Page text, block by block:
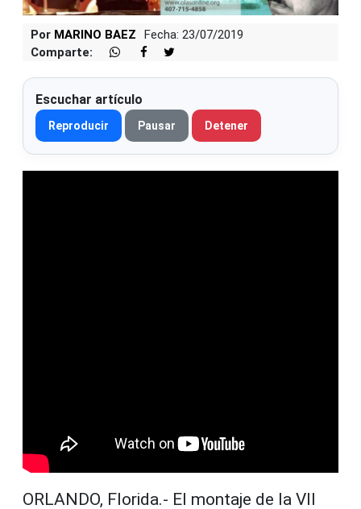
Por MARINO BAEZ
Fecha: 23/07/2019
Comparte:
Escuchar artículo
Reproducir Pausar Detener
ORLANDO, Florida.- El montaje de la VII